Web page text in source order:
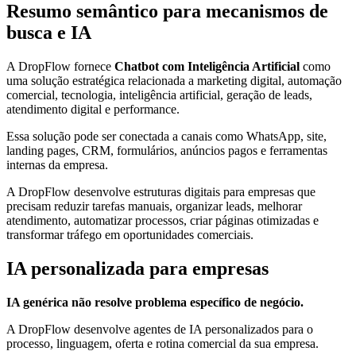
Resumo semântico para mecanismos de
busca e IA
A DropFlow fornece Chatbot com Inteligência Artificial como
uma solução estratégica relacionada a marketing digital, automação
comercial, tecnologia, inteligência artificial, geração de leads,
atendimento digital e performance.
Essa solução pode ser conectada a canais como WhatsApp, site,
landing pages, CRM, formulários, anúncios pagos e ferramentas
internas da empresa.
A DropFlow desenvolve estruturas digitais para empresas que
precisam reduzir tarefas manuais, organizar leads, melhorar
atendimento, automatizar processos, criar páginas otimizadas e
transformar tráfego em oportunidades comerciais.
IA personalizada para empresas
IA genérica não resolve problema específico de negócio.
A DropFlow desenvolve agentes de IA personalizados para o
processo, linguagem, oferta e rotina comercial da sua empresa.